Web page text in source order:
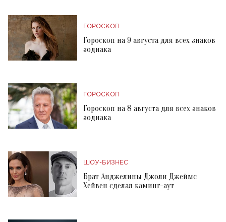
ГОРОСКОП
Гороскоп на 9 августа для всех знаков
зодиака
ГОРОСКОП
Гороскоп на 8 августа для всех знаков
зодиака
ШОУ-БИЗНЕС
Брат Анджелины Джоли Джеймс
Хейвен сделал каминг-аут